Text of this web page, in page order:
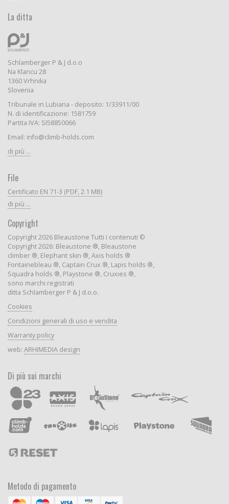
La ditta
Schlamberger P & J d.o.o
Na Klancu 28
1360 Vrhnika
Slovenia
Tribunale in Lubiana - deposito: 1/33911/00
N. di identificazione: 1581759
Partita IVA: SI58850066
Email: info@climb-holds.com
di più ...
File
Certificato EN 71-3 (PDF, 2.1 MB)
di più ...
Copyright
Copyright 2026 Bleaustone Tutti i contenuti ©
Copyright 2026: Bleaustone ®, Bleaustone
climber ®, Elephant skin ®, Axis holds ®
Fontainebleau ®, Captain Crux ®, Lapis holds ®,
Squadra holds ®, Playstone ®, Cruxies ®,
sono marchi registrati
ditta Schlamberger P & J d.o.o.
Cookies
Condizioni generali di uso e vendita
Warranty policy
web: ARHIMEDIA design
Di più sui marchi
Metodo di pagamento